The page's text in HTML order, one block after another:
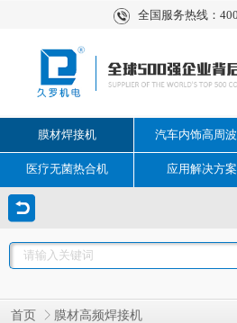
全国服务热线：
膜材焊接机 汽车内饰高周
医疗无菌热合机 应用解决方案
首页 膜材高频焊接机